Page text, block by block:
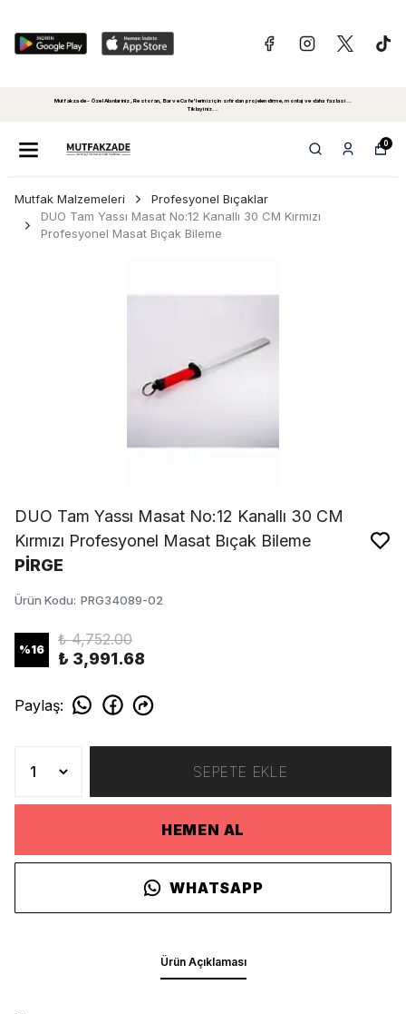
Mutfakzade - Özel Alanlariniz, Restoran, Bar ve Cafe'leriniz için sıfırdan projelendirme, montaj ve daha fazlasi...
Tiklayiniz...
0
Mutfak Malzemeleri
Profesyonel Bıçaklar
DUO Tam Yassı Masat No:12 Kanallı 30 CM Kırmızı
Profesyonel Masat Bıçak Bileme
DUO Tam Yassı Masat No:12 Kanallı 30 CM
Kırmızı Profesyonel Masat Bıçak Bileme
PİRGE
Ürün Kodu: PRG34089-02
%16
₺ 4,752.00
₺ 3,991.68
Paylaş:
SEPETE EKLE
HEMEN AL
WHATSAPP
Ürün Açıklaması